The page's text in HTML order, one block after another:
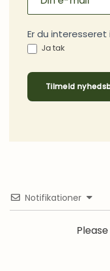
Er du
Ja tak
Tilmeld
Notifikationer